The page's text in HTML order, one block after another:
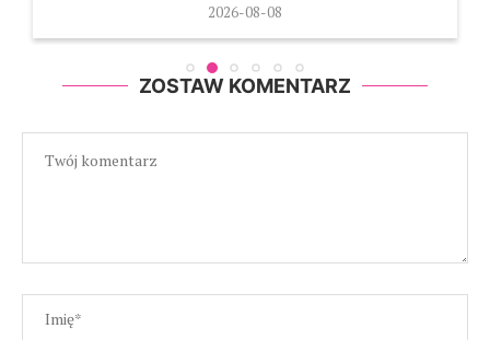
2026-08-08
ZOSTAW KOMENTARZ